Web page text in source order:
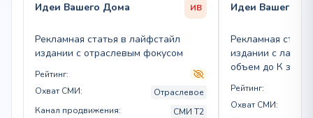
Идеи Вашего Дома ИВ
Рекламная статья в лайфстайл
издании с отраслевым фокусом
Рейтинг:
Охват СМИ:
Отраслевое
Канал продвижения:
СМИ T2
Идеи Вашего
Рекламная
издании с
объем до К
Рейтинг:
Охват СМИ: